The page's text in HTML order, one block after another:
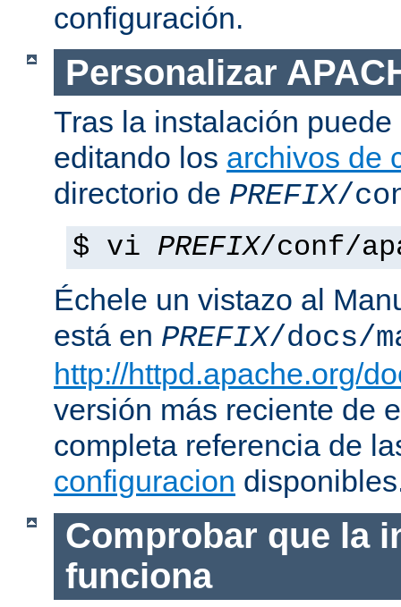
configuración.
Personalizar
Tras la instalación
editando los archivos de
directorio de PREFIX/
$ vi PREFIX/conf/
Échele un vistazo al
está en PREFIX/docs/
http://httpd.apache.org/
versión más reciente de
completa referencia de
configuracion
Comprobar que la
funciona